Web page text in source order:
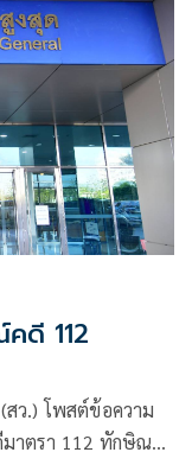
ดี 112
ว.) โพสต์ข้อความ
มาตรา 112 ทักษิณ